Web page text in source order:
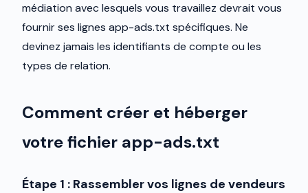
médiation avec lesquels vous travaillez devrait vous
fournir ses lignes app-ads.txt spécifiques. Ne
devinez jamais les identifiants de compte ou les
types de relation.
Comment créer et héberger
votre fichier app-ads.txt
Étape 1 : Rassembler vos lignes de vendeurs